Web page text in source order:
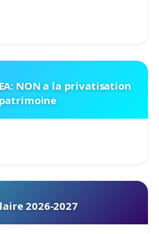
NON a la privatisation
2026-2027